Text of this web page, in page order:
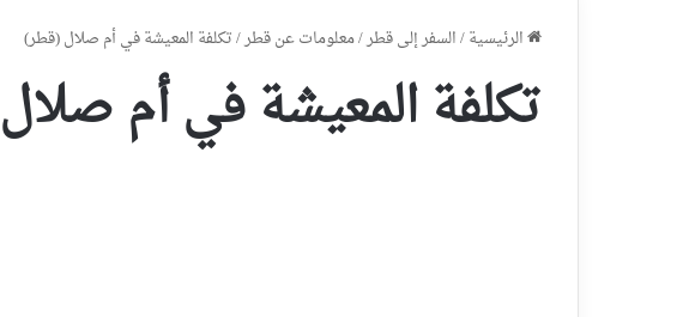
الرئيسية/السفر إلى قطر/معلومات عن قطر/تكلفة المعيشة في أم صلال (قطر)
تكلفة المعيشة في أم